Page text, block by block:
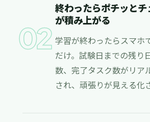
02
終わったらポチッと
が積み上がる
学習が終わったらスマホ
だけ。試験日までの残り
数、完了タスク数がリア
され、頑張りが見える化